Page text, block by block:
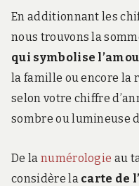
En additionnant les
nous trouvons la
qui symbolise
la famille ou encore la
selon votre chiffre
sombre ou lumineuse
De la numérologie au
considère la carte de